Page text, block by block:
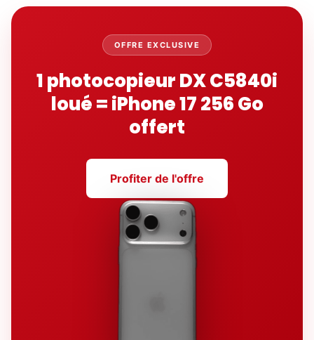
OFFRE EXCLUSIVE
1 photocopieur DX C5840i
loué = iPhone 17 256 Go
offert
Profiter de l'offre